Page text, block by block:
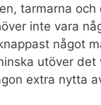
tarmarna och
inte vara
något
utöver det
extra nytta